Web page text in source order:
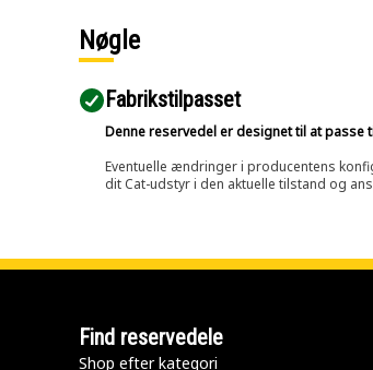
Nøgle
Fabrikstilpasset
Denne reservedel er designet til at
Eventuelle ændringer i producentens
dit Cat-udstyr i den aktuelle tilstand og
Find reservedele
Shop efter kategori